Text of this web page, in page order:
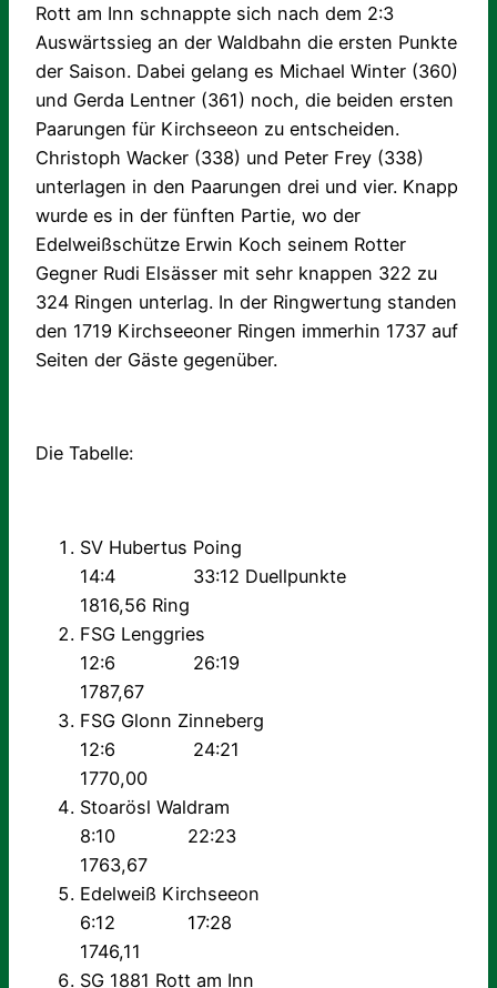
Rott am Inn schnappte sich nach dem 2:3
Auswärtssieg an der Waldbahn die ersten Punkte
der Saison. Dabei gelang es Michael Winter (360)
und Gerda Lentner (361) noch, die beiden ersten
Paarungen für Kirchseeon zu entscheiden.
Christoph Wacker (338) und Peter Frey (338)
unterlagen in den Paarungen drei und vier. Knapp
wurde es in der fünften Partie, wo der
Edelweißschütze Erwin Koch seinem Rotter
Gegner Rudi Elsässer mit sehr knappen 322 zu
324 Ringen unterlag. In der Ringwertung standen
den 1719 Kirchseeoner Ringen immerhin 1737 auf
Seiten der Gäste gegenüber.
Die Tabelle:
SV Hubertus Poing
14:4 33:12 Duellpunkte
1816,56 Ring
FSG Lenggries
12:6 26:19
1787,67
FSG Glonn Zinneberg
12:6 24:21
1770,00
Stoarösl Waldram
8:10 22:23
1763,67
Edelweiß Kirchseeon
6:12 17:28
1746,11
SG 1881 Rott am Inn